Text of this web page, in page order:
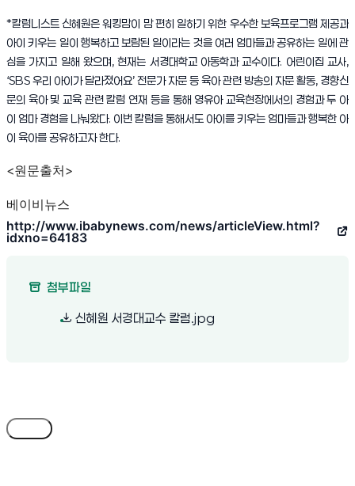
*칼럼니스트 신혜원은 워킹맘이 맘 편히 일하기 위한 우수한 보육프로그램 제공과
아이 키우는 일이 행복하고 보람된 일이라는 것을 여러 엄마들과 공유하는 일에 관
심을 가지고 일해 왔으며, 현재는 서경대학교 아동학과 교수이다. 어린이집 교사,
‘SBS 우리 아이가 달라졌어요’ 전문가 자문 등 육아 관련 방송의 자문 활동, 경향신
문의 육아 및 교육 관련 칼럼 연재 등을 통해 영유아 교육현장에서의 경험과 두 아
이 엄마 경험을 나눠왔다. 이번 칼럼을 통해서도 아이를 키우는 엄마들과 행복한 아
이 육아를 공유하고자 한다.
<원문출처>
베이비뉴스
http://www.ibabynews.com/news/articleView.html?
idxno=64183
(새 창 열림)
첨부파일
신혜원 서경대교수 칼럼.jpg